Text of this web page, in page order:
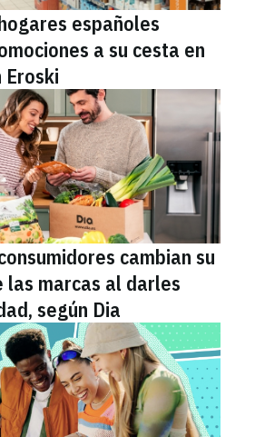
españoles
a su cesta en
Eroski
cambian su
las marcas al darles
según Dia